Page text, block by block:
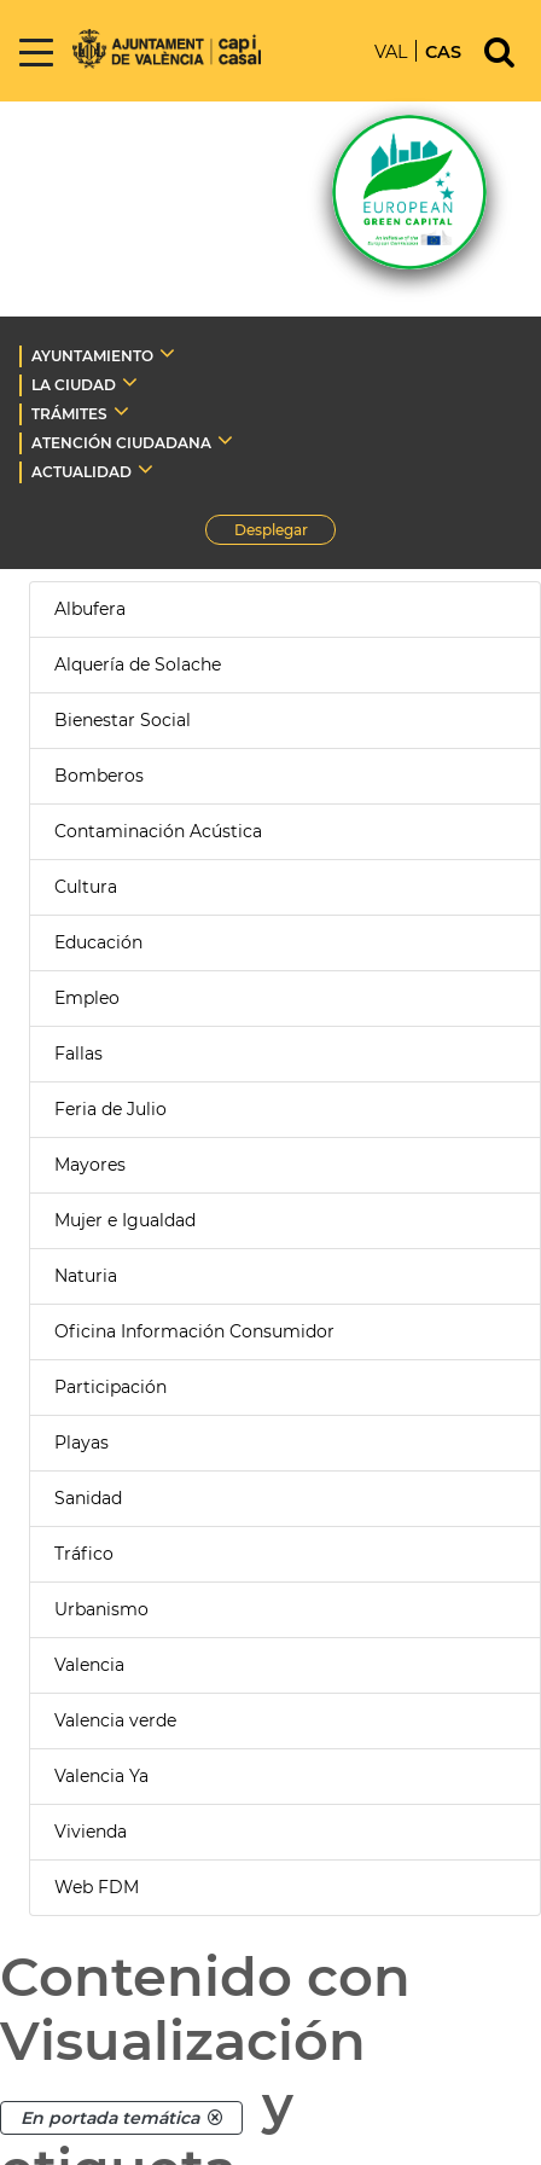
VAL CAS
AYUNTAMIENTO
LA CIUDAD
TRÁMITES
ATENCIÓN CIUDADANA
ACTUALIDAD
Desplegar
Albufera
Alquería de Solache
Bienestar Social
Bomberos
Contaminación Acústica
Cultura
Educación
Empleo
Fallas
Feria de Julio
Mayores
Mujer e Igualdad
Naturia
Oficina Información Consumidor
Participación
Playas
Sanidad
Tráfico
Urbanismo
Valencia
Valencia verde
Valencia Ya
Vivienda
Web FDM
Contenido con
Visualización
En portada temática
y